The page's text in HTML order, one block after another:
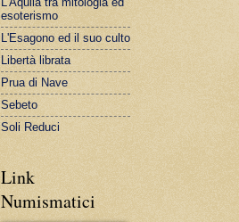
esoterismo
L'Esagono ed il suo culto
Libertà librata
Prua di Nave
Sebeto
Soli Reduci
Link
Numismatici